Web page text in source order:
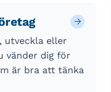
utveckla eller
vänder dig för
är bra att tänka